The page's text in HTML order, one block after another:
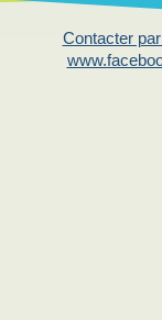
Contacter